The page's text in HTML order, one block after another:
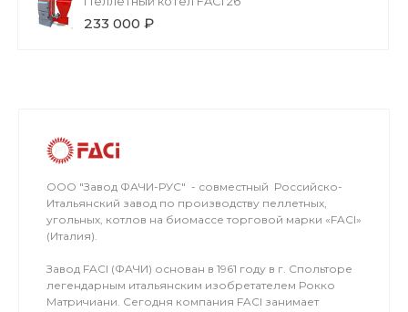
233 000 ₽
ООО "Завод ФАЧИ-РУС" - совместный Российско-
Итальянский завод по производству пеллетных,
угольных, котлов на биомассе торговой марки «FACI»
(Италия).
Завод FACI (ФАЧИ) основан в 1961 году в г. Спольторе
легендарным итальянским изобретателем Рокко
Матричиани. Сегодня компания FACI занимает